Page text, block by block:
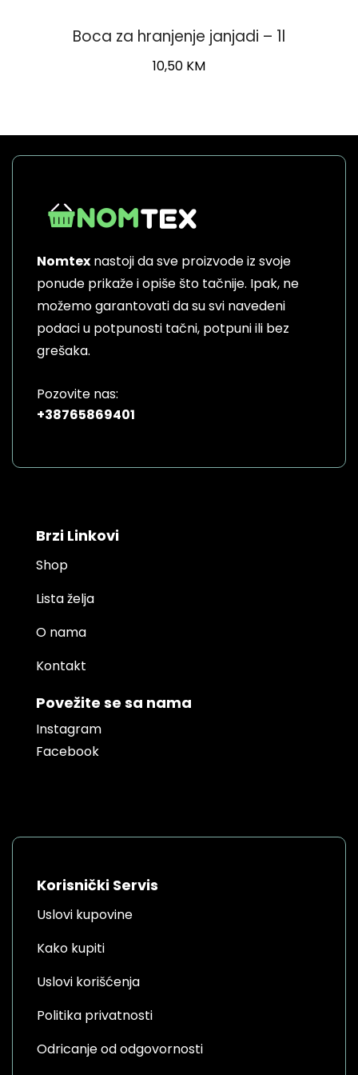
Boca za hranjenje janjadi – 1l
10,50 KM
Nomtex nastoji da sve proizvode iz svoje
ponude prikaže i opiše što tačnije. Ipak, ne
možemo garantovati da su svi navedeni
podaci u potpunosti tačni, potpuni ili bez
grešaka.
Pozovite nas:
+38765869401
Brzi Linkovi
Shop
Lista želja
O nama
Kontakt
Povežite se sa nama
Instagram
Facebook
Korisnički Servis
Uslovi kupovine
Kako kupiti
Uslovi korišćenja
Politika privatnosti
Odricanje od odgovornosti